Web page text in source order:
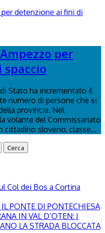
per
Stato ha incrementato il
numero di persone che si
provincia. Nel
volante del Commissariato
cittadino sloveno, classe...
Col dei Bos a Cortina
PONTE DI PONTECHIESA
IN VAL D’OTEN: I
LA STRADA BLOCCATA